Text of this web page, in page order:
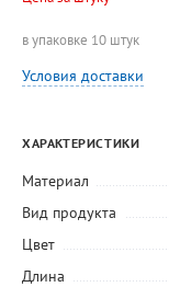
в упаковке 10 штук
Условия доставки
ХАРАКТЕРИСТИКИ
Материал
Вид продукта
Цвет
Длина